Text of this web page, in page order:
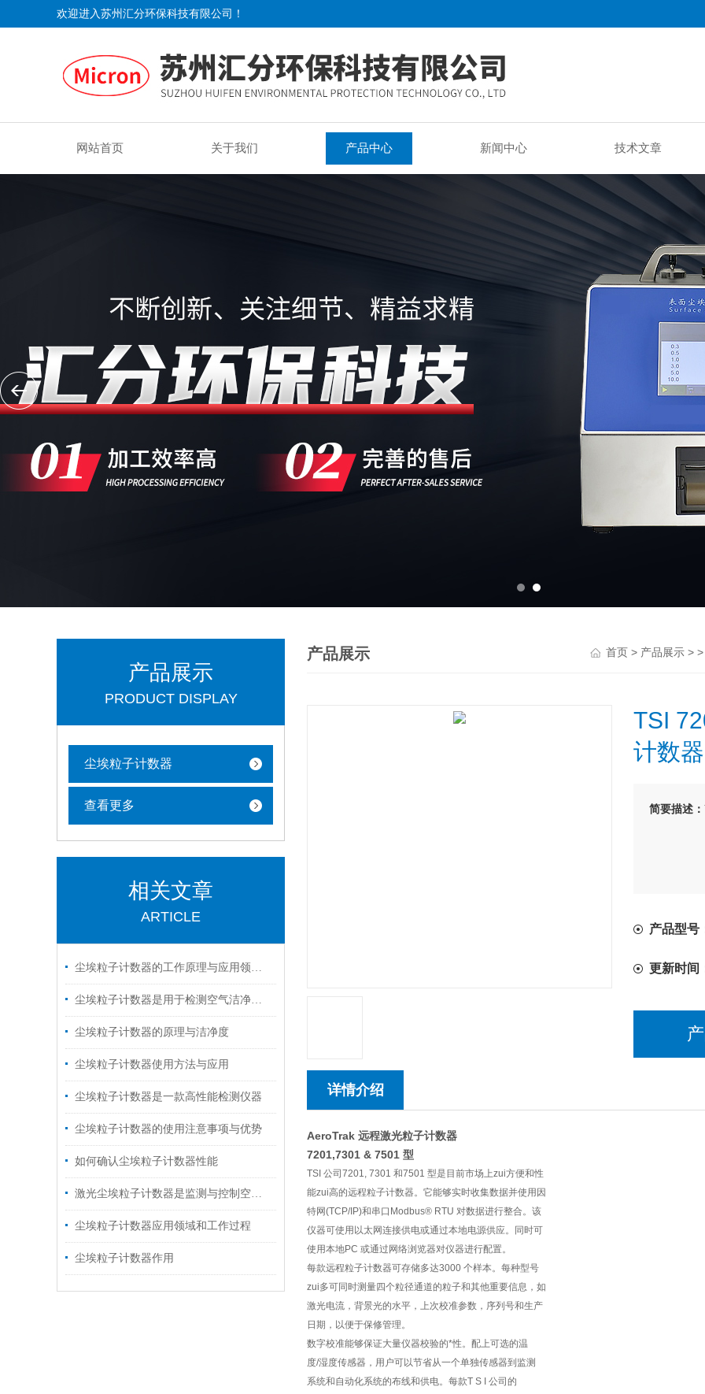
欢迎进入苏州汇分环保科技有限公司！
网站首页 关于我们 产品中心 新闻中心 技术文章
产品展示
PRODUCT DISPLAY
尘埃粒子计数器
查看更多
相关文章
ARTICLE
尘埃粒子计数器的工作原理与应用领域解析
尘埃粒子计数器是用于检测空气洁净度等级的一种仪器
尘埃粒子计数器的原理与洁净度
尘埃粒子计数器使用方法与应用
尘埃粒子计数器是一款高性能检测仪器
尘埃粒子计数器的使用注意事项与优势
如何确认尘埃粒子计数器性能
激光尘埃粒子计数器是监测与控制空气质量的得力助手
尘埃粒子计数器应用领域和工作过程
尘埃粒子计数器作用
产品展示 首页 > 产品展示 > >
TSI
计数器
简要描述：
产品型号
更新时间
详情介绍
AeroTrak 远程激光粒子计数器
7201,7301 & 7501 型
TSI 公司7201, 7301 和7501 型是目前市场上zui方便和性
能zui高的远程粒子计数器。它能够实时收集数据并使用因
特网(TCP/IP)和串口Modbus® RTU 对数据进行整合。该
仪器可使用以太网连接供电或通过本地电源供应。同时可
使用本地PC 或通过网络浏览器对仪器进行配置。
每款远程粒子计数器可存储多达3000 个样本。每种型号
zui多可同时测量四个粒径通道的粒子和其他重要信息，如
激光电流，背景光的水平，上次校准参数，序列号和生产
日期，以便于保修管理。
数字校准能够保证大量仪器校验的*性。配上可选的温
度/湿度传感器，用户可以节省从一个单独传感器到监测
系统和自动化系统的布线和供电。每款T S I 公司的